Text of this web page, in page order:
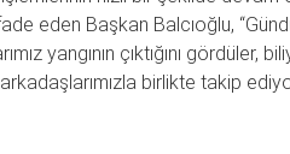
eden Başkan Balcıoğlu,
yangının çıktığını gördüler,
birlikte takip